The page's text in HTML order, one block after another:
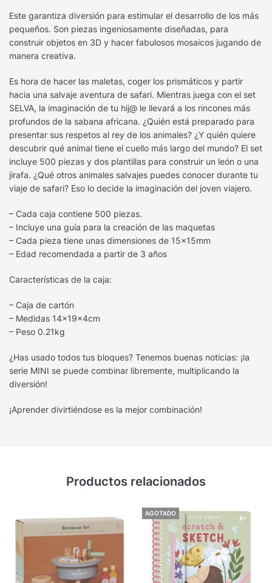
Este garantiza diversión para estimular el desarrollo de los más
pequeños. Son piezas ingeniosamente diseñadas, para
construir objetos en 3D y hacer fabulosos mosaicos jugando de
manera creativa.
Es hora de hacer las maletas, coger los prismáticos y partir
hacia una salvaje aventura de safari. Mientras juega con el set
SELVA, la imaginación de tu hij@ le llevará a los rincones más
profundos de la sabana africana. ¿Quién está preparado para
presentar sus respetos al rey de los animales? ¿Y quién quiere
descubrir qué animal tiene el cuello más largo del mundo? El set
incluye 500 piezas y dos plantillas para construir un león o una
jirafa. ¿Qué otros animales salvajes puedes conocer durante tu
viaje de safari? Eso lo decide la imaginación del joven viajero.
– Cada caja contiene 500 piezas.
– Incluye una guía para la creación de las maquetas
– Cada pieza tiene unas dimensiones de 15x15mm
– Edad recomendada a partir de 3 años
Características de la caja:
– Caja de cartón
– Medidas 14x19x4cm
– Peso 0.21kg
¿Has usado todos tus bloques? Tenemos buenas noticias: ¡la
serie MINI se puede combinar libremente, multiplicando la
diversión!
¡Aprender divirtiéndose es la mejor combinación!
Productos relacionados
AGOTADO